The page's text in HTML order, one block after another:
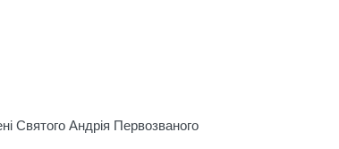
Святого Андрія Первозваного